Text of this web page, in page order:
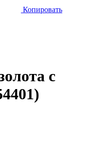
Копировать
с